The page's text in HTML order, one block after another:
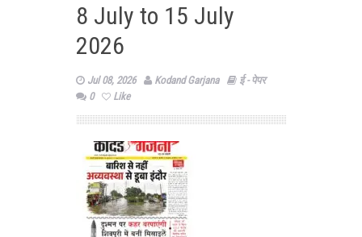
8 July to 15 July
2026
Jul 08, 2026 Kodand Garjana
ई - पेपर
0
Like